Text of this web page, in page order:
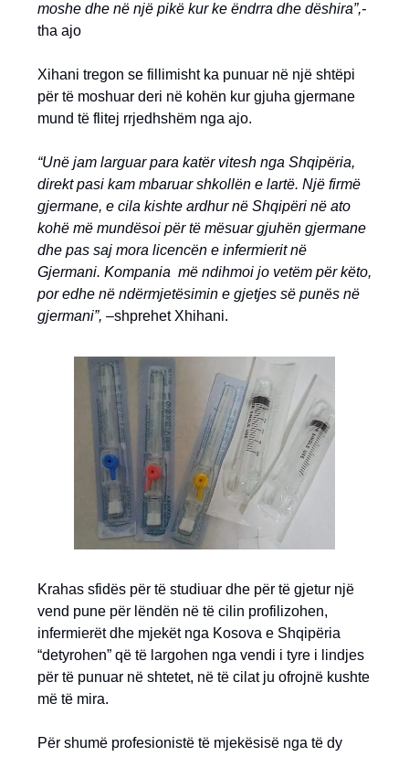
moshe dhe në një pikë kur ke ëndrra dhe dëshira”,-
tha ajo
Xihani tregon se fillimisht ka punuar në një shtëpi
për të moshuar deri në kohën kur gjuha gjermane
mund të flitej rrjedhshëm nga ajo.
“Unë jam larguar para katër vitesh nga Shqipëria,
direkt pasi kam mbaruar shkollën e lartë. Një firmë
gjermane, e cila kishte ardhur në Shqipëri në ato
kohë më mundësoi për të mësuar gjuhën gjermane
dhe pas saj mora licencën e infermierit në
Gjermani. Kompania më ndihmoi jo vetëm për këto,
por edhe në ndërmjetësimin e gjetjes së punës në
gjermani”, –shprehet Xhihani.
Krahas sfidës për të studiuar dhe për të gjetur një
vend pune për lëndën në të cilin profilizohen,
infermierët dhe mjekët nga Kosova e Shqipëria
“detyrohen” që të largohen nga vendi i tyre i lindjes
për të punuar në shtetet, në të cilat ju ofrojnë kushte
më të mira.
Për shumë profesionistë të mjekësisë nga të dy